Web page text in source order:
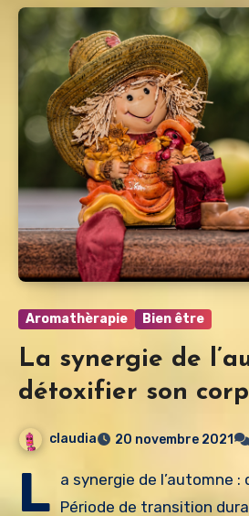
Aromathèrapie Bien être
La synergie de
détoxifier son
claudia 20 novembre 2021
L a synergie de l’automne
Période de transition